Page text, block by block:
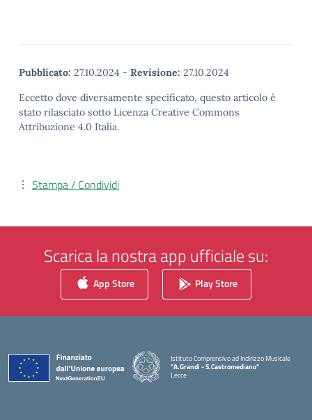
Pubblicato: 27.10.2024 - Revisione: 27.10.2024
Eccetto dove diversamente specificato, questo articolo è
stato rilasciato sotto Licenza Creative Commons
Attribuzione 4.0 Italia.
Stampa / Condividi
Scarica la nostra app ufficiale su:
App Store Play Store
Istituto Comprensivo ad Indirizzo Musicale
"A.Grandi - S.Castromediano"
Lecce